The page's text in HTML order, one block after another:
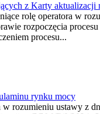
z Karty
rolę operatora w
rozpoczęcia
procesu...
rynku mocy
rozumieniu ustawy z